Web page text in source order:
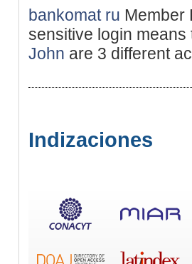
bankomat ru Member
sensitive login means
John are 3 different
Indizaciones